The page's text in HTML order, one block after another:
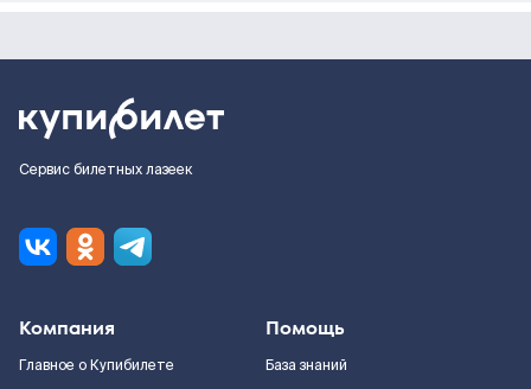
Сервис билетных лазеек
Компания
Главное о Купибилете
Помощь
База знаний